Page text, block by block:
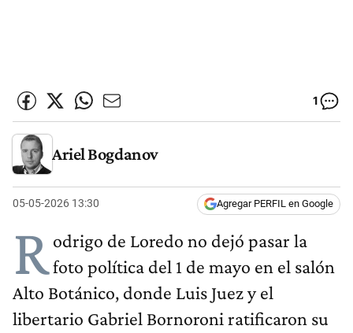
1
Ariel Bogdanov
05-05-2026 13:30 Agregar PERFIL en Google
Rodrigo de Loredo no dejó pasar la
foto política del 1 de mayo en el salón
Alto Botánico, donde Luis Juez y el
libertario Gabriel Bornoroni ratificaron su